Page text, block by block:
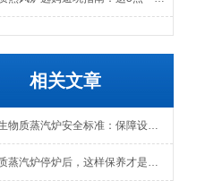
相关文章
遵循生物质蒸汽炉安全标准：保障设备与人员安全
生物质蒸汽炉停炉后，这样保养才是正确的